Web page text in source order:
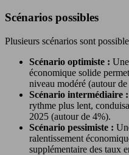
Scénarios possibles
Plusieurs scénarios sont
Scénario optimiste :
économique solide
niveau modéré (autour
Scénario intermédiaire :
rythme plus lent,
2025 (autour de 4%).
Scénario pessimiste :
ralentissement
supplémentaire des taux